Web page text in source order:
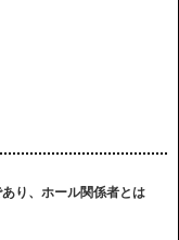
り、ホール関係者とは